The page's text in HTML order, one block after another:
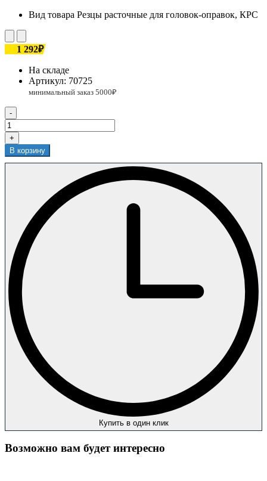
Вид товара Резцы расточные для головок-оправок, КРС
1 292₽
На складе
Артикул: 70725
-
+
В корзину
Купить в один клик
Возможно вам будет интересно